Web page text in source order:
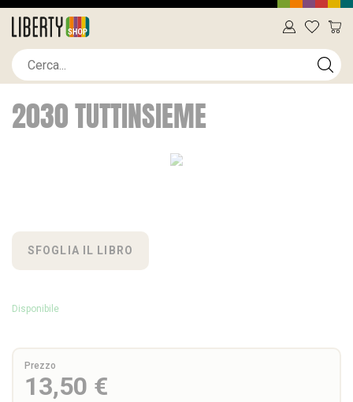
2030 TUTTINSIEME
SFOGLIA IL LIBRO
Prezzo
13,50 €